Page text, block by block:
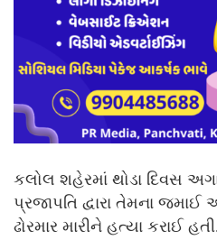
કલોલ શહેરમાં થોડા દિવસ
પ્રજાપતિ દ્વારા તેમના
ઢોરમાર મારીને હત્યા કરાઈ